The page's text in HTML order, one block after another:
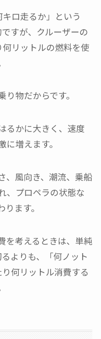
ロ走るか」という
すが、クルーザーの
リットルの燃料を使
物だからです。
るかに大きく、速度
増えます。
、風向き、潮流、乗船
、プロペラの状態な
ます。
を考えるときは、単純
よりも、「何ノット
何リットル消費する